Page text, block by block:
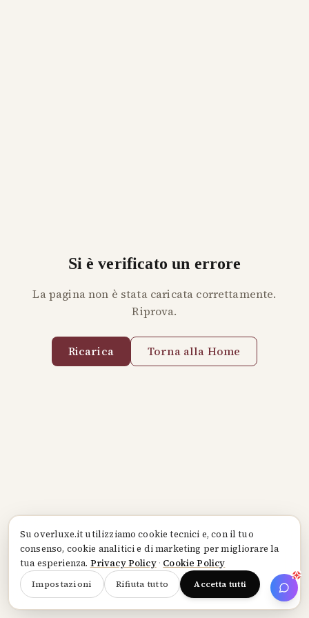
Suoverluxe.itutilizziamo cookie tecnici e, con il tuo
consenso, cookie analitici e di marketing per migliorare la
tua esperienza. Privacy Policy· Cookie Policy
Impostazioni Rifiuta tutto Accetta tutti
Si è verificato un errore
La pagina non è stata caricata correttamente.
Riprova.
Ricarica Torna alla Home